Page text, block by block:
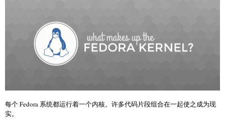
你也可以设置邮件通知，这样你将收到一些价格信息的邮件通知。设置邮
件通知在“Options”菜单里，在“Alert”标签中国，打开“Send message to
email(s)”，填入你的 Gmail 账户。一旦完成 Gmail 认证步骤，JStock 就会开
始发送邮件通知到你的 Gmail 账户（也可以设置其他的第三方邮件地
Enlightenment 0.20 系列的最后一个版本 0.20.10
新到最新、最稳定的Enlightenment 0.21.0 版本。
用不了多久就安装好了 docker 和 Git，安装结束以后，在你的系统上的 /var
分区创建一个 Discourse 文件夹（当然你也可以选择其他的分区）。
每个 Fedora 系统都运行着一个内核。许多代码片段组合在一起使之成为现
实。